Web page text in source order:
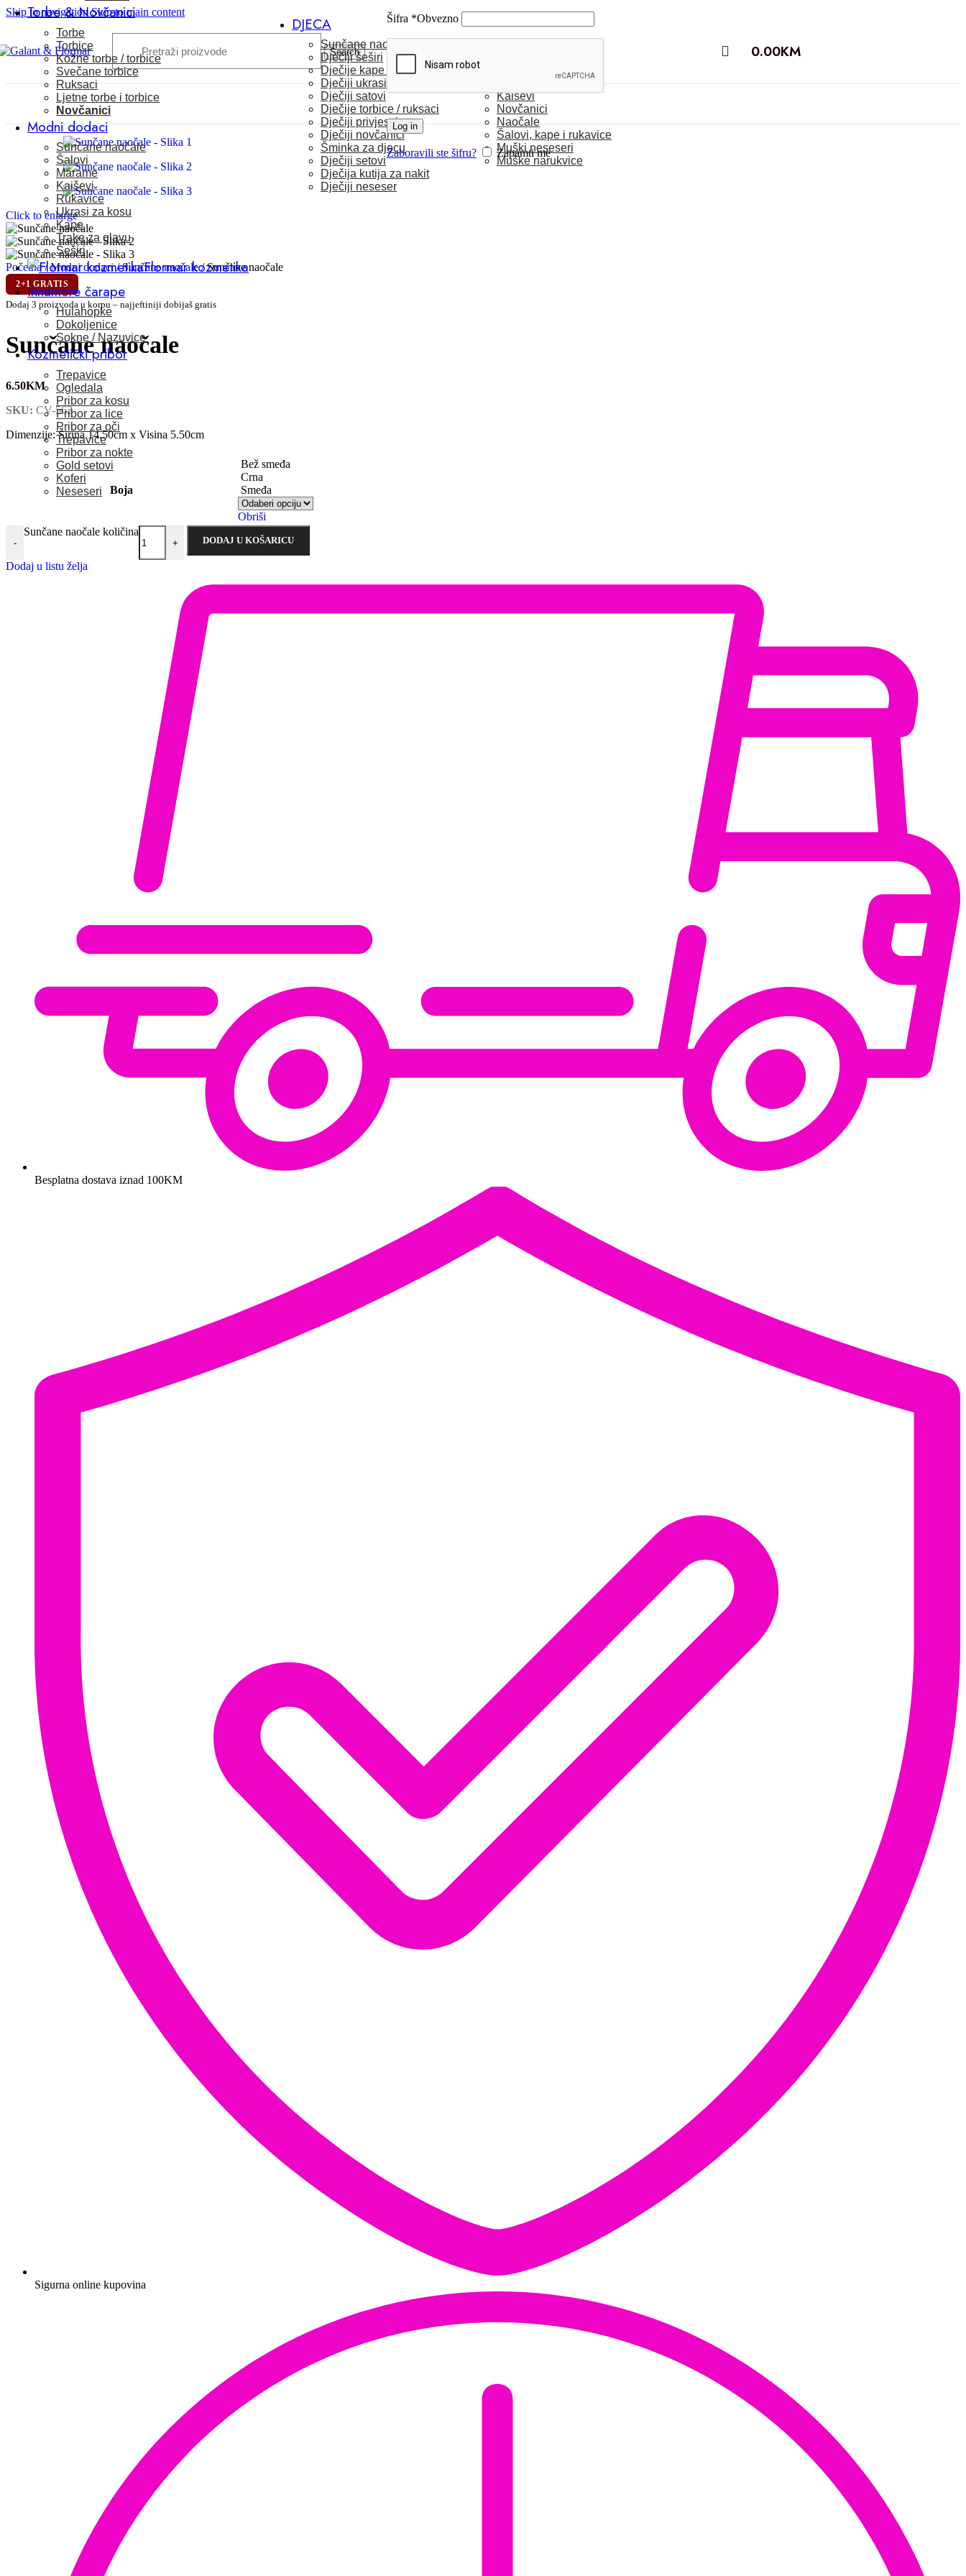
Skip to navigationSkip to main content
Search
Šifra *Obvezno
Log in
Zaboravili ste šifru? Zapamti me
0.00KM
Torbe & Novčanici
Torbe
Torbice
Kožne torbe / torbice
Svečane torbice
Ruksaci
Ljetne torbe i torbice
Novčanici
Modni dodaci
Sunčane naočale
Šalovi
Marame
Kaiševi
Rukavice
Ukrasi za kosu
Kape
Trake za glavu
Šeširi
Flormar kozmetika
Innamore čarape
Hulahopke
Dokoljenice
Sokne / Nazuvice
Kozmetički pribor
Trepavice
Ogledala
Pribor za kosu
Pribor za lice
Pribor za oči
Trepavice
Pribor za nokte
Gold setovi
Koferi
Neseseri
DJECA
Sunčane naočale
Dječiji šeširi
Dječije kape / rukavice
Dječiji ukrasi za kosu
Dječiji satovi
Dječije torbice / ruksaci
Dječiji privjesci
Dječiji novčanici
Šminka za djecu
Dječiji setovi
Dječija kutija za nakit
Dječiji neseser
Kaiševi
Novčanici
Naočale
Šalovi, kape i rukavice
Muški neseseri
Muške narukvice
Click to enlarge
Početna/ Modni dodaci/ Sunčane naočale/ Sunčane naočale
2+1 GRATIS
Dodaj 3 proizvoda u korpu – najjeftiniji dobijaš gratis
Sunčane naočale
6.50KM
SKU: CV-562
Dimenzije: Širina 14.50cm x Visina 5.50cm
Boja
Bež smeđa
Crna
Smeđa
Obriši
-
Sunčane naočale količina
+ DODAJ U KOŠARICU
Dodaj u listu želja
Besplatna dostava iznad 100KM
Sigurna online kupovina